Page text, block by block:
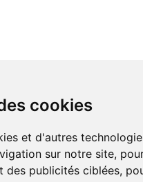
cookies
et d'autres
sur notre site,
des publicités ciblées,